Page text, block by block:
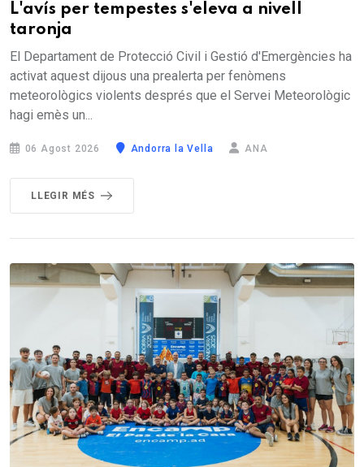
L'avís per tempestes s'eleva a nivell
taronja
El Departament de Protecció Civil i Gestió d'Emergències ha
activat aquest dijous una prealerta per fenòmens
meteorològics violents després que el Servei Meteorològic
hagi emès un...
06 Agost 2026 Andorra la Vella ANA
LLEGIR MÉS